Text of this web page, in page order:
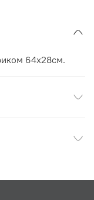
64х28см.